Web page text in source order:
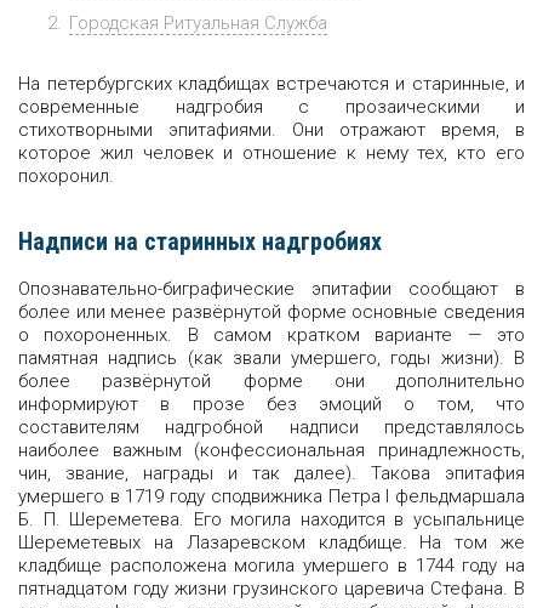
Городская Ритуальная Служба
На петербургских кладбищах встречаются и старинные, и
современные надгробия с прозаическими и
стихотворными эпитафиями. Они отражают время, в
которое жил человек и отношение к нему тех, кто его
похоронил.
Надписи на старинных надгробиях
Опознавательно-биграфические эпитафии сообщают в
более или менее развёрнутой форме основные сведения
о похороненных. В самом кратком варианте — это
памятная надпись (как звали умершего, годы жизни). В
более развёрнутой форме они дополнительно
информируют в прозе без эмоций о том, что
составителям надгробной надписи представлялось
наиболее важным (конфессиональная принадлежность,
чин, звание, награды и так далее). Такова эпитафия
умершего в 1719 году сподвижника Петра I фельдмаршала
Б. П. Шереметева. Его могила находится в усыпальнице
Шереметевых на Лазаревском кладбище. На том же
кладбище расположена могила умершего в 1744 году на
пятнадцатом году жизни грузинского царевича Стефана. В